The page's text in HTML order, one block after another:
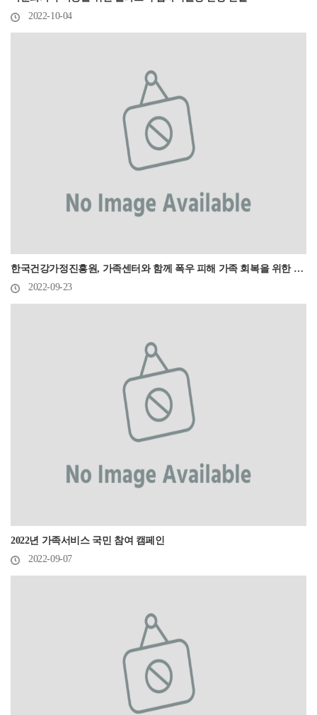
2022-10-04
한국건강가정진흥원, 가족센터와 함께 폭우 피해 가족 회복을 위한 물품지원
2022-09-23
2022년 가족서비스 국민 참여 캠페인
2022-09-07